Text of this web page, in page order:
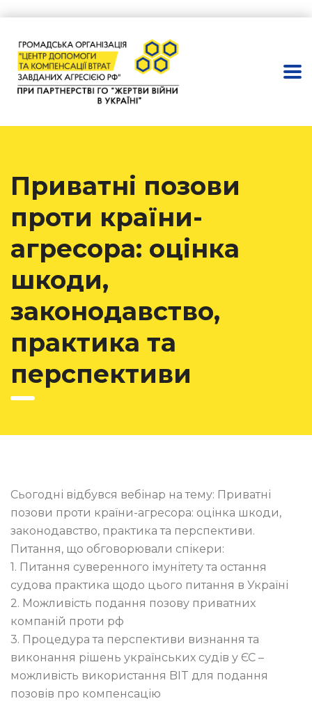
Приватні позови
проти країни-
агресора: оцінка
шкоди,
законодавство,
практика та
перспективи
Сьогодні відбувся вебінар на тему: Приватні
позови проти країни-агресора: оцінка шкоди,
законодавство, практика та перспективи.
Питання, що обговорювали спікери:
1. Питання суверенного імунітету та остання
судова практика щодо цього питання в Україні
2. Можливість подання позову приватних
компаній проти рф
3. Процедура та перспективи визнання та
виконання рішень українських судів у ЄС –
можливість використання BIT для подання
позовів про компенсацію